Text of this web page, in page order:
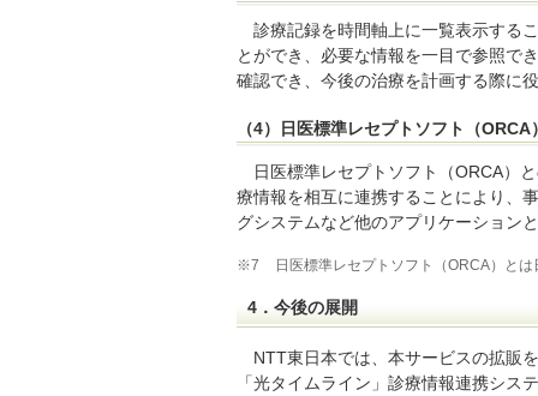
診療記録を時間軸上に一覧表示する
とができ、必要な情報を一目で参照で
確認でき、今後の治療を計画する際に
（4）日医標準レセプトソフト（ORCA
日医標準レセプトソフト（ORCA）
療情報を相互に連携することにより、
グシステムなど他のアプリケーション
※7 日医標準レセプトソフト（ORCA）と
4．今後の展開
NTT東日本では、本サービスの拡販
「光タイムライン」診療情報連携シ